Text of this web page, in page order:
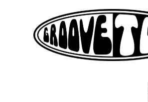
springen